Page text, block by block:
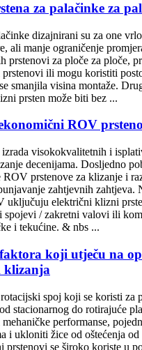
za palačinke za
dizajnirani su za one
ali manje ograničenje
prstenovi za ploče za ploče,
ili mogu koristiti
smanjila visina montaže.
prsten može biti bez ...
ROV
visokokvalitetnih i
decenijama. Dosljedno
ROV prstenove za klizanje i
zahtjevnih zahtjeva.
uključuju električni klizni
spojevi / zakretni valovi ili
i tekućine. & nbs ...
koji utječu na
klizanja
spoj koji se koristi za
stacionarnog do rotirajuće
performanse,
i ukloniti žice od oštećenja
prstenovi se široko koriste u